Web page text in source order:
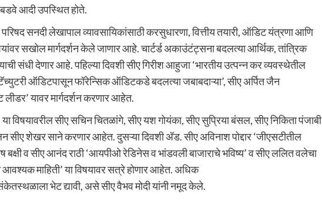
आदी उपस्थित होते.
परिषद सनदी लेखापाल व्यावसायिकांसाठी करसुधारणा, वित्तीय तयारी, ऑडिट यंत्रणा आणि
सखोल मार्गदर्शन केले जाणार आहे. चार्टर्ड अकाउंटंट्सना बदलत्या आर्थिक, तांत्रिक
संधी देणार आहे. पहिल्या दिवशी सीए गिरीश आहुजा ‘भारतीय उत्पन्न कर व्यवस्थेतील
ऑडिटपासून फॉरेन्सिक ऑडिटकडे बदलत्या जबाबदाऱ्या’, सीए अर्पित जैन
यावर मार्गदर्शन करणार आहेत.
विषयावरील सीए सचिन चितळांगे, सीए यश गोयंका, सीए सुप्रिया बंसल, सीए निकिता पंजाबी
सीए शेखर साने करणार आहेत. दुसऱ्या दिवशी अ‍ॅड. सीए अविनाश पोद्दार ‘जीएसटीतील
बक्षी व सीए आनंद राठी ‘आयपीओ रेडिनेस व भांडवली बाजाराचे भविष्य’ व सीए ललित वलेचा
आवश्यक माहिती’ या विषयावर सत्रे होणार आहेत. अधिक
भेट द्यावी, असे सीए वैभव मोदी यांनी नमूद केले.